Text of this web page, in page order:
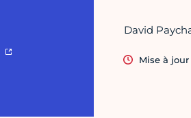
David
Mise à jour